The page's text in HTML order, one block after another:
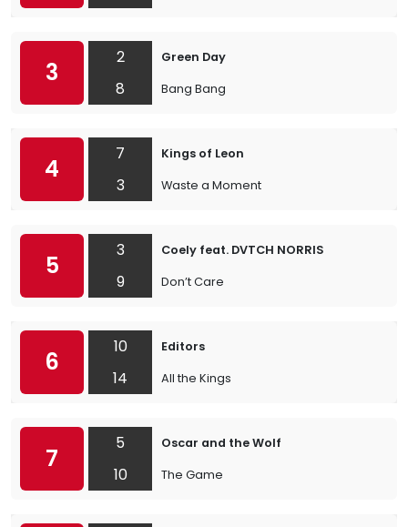
3
2
8
Green Day
Bang Bang
4
7
3
Kings of Leon
Waste a Moment
5
3
9
Coely feat. DVTCH NORRIS
Don’t Care
6
10
14
Editors
All the Kings
7
5
10
Oscar and the Wolf
The Game